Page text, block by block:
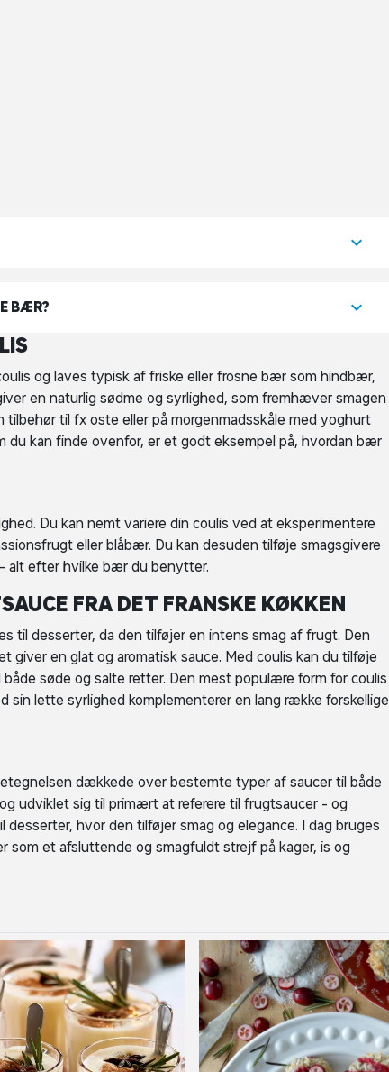
BÆR?
og laves typisk af friske eller frosne bær som hindbær,
en naturlig sødme og syrlighed, som fremhæver smagen
til fx oste eller på morgenmadsskåle med yoghurt
du kan finde ovenfor, er et godt eksempel på, hvordan bær
Du kan nemt variere din coulis ved at eksperimentere
eller blåbær. Du kan desuden tilføje smagsgivere
alt efter hvilke bær du benytter.
FRA DET FRANSKE KØKKEN
til desserter, da den tilføjer en intens smag af frugt. Den
giver en glat og aromatisk sauce. Med coulis kan du tilføje
søde og salte retter. Den mest populære form for coulis
lette syrlighed komplementerer en lang række forskellige
dækkede over bestemte typer af saucer til både
udviklet sig til primært at referere til frugtsaucer - og
hvor den tilføjer smag og elegance. I dag bruges
et afsluttende og smagfuldt strejf på kager, is og